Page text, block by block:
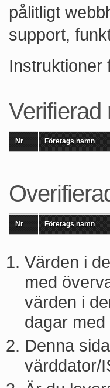
pålitligt
support,
Instruktioner
Verifierad
Nr Företags namn
Nr Företags namn
Värden i
med
värden i
dagar
Denna
värddator/